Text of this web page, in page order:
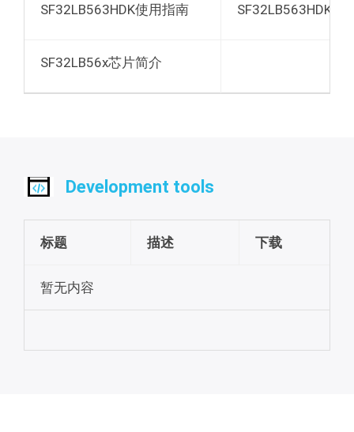
SF32LB563HDK使用指南 SF32LB563HDK使
SF32LB56x芯片简介
Development tools
标题 描述 下载
暂无内容